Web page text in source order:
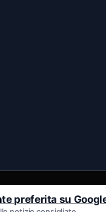
preferita su